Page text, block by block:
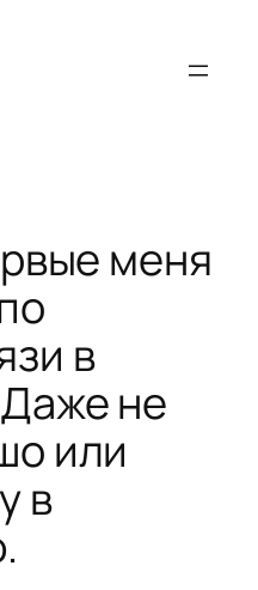
меня
в
не
или
в